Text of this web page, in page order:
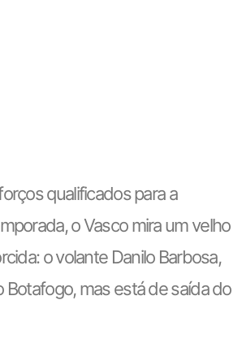
qualificados para a
o Vasco mira um velho
o volante Danilo Barbosa,
Botafogo, mas está de saída do